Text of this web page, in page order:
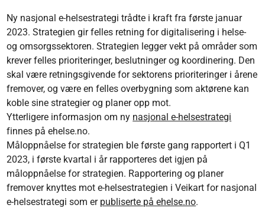
Ny nasjonal e-helsestrategi trådte i kraft fra første januar
2023. Strategien gir felles retning for digitalisering i helse-
og omsorgssektoren. Strategien legger vekt på områder som
krever felles prioriteringer, beslutninger og koordinering. Den
skal være retningsgivende for sektorens prioriteringer i årene
fremover, og være en felles overbygning som aktørene kan
koble sine strategier og planer opp mot.
Ytterligere informasjon om ny nasjonal e-helsestrategi
finnes på ehelse.no.
Måloppnåelse for strategien ble første gang rapportert i Q1
2023, i første kvartal i år rapporteres det igjen på
måloppnåelse for strategien. Rapportering og planer
fremover knyttes mot e-helsestrategien i Veikart for nasjonal
e-helsestrategi som er publiserte på ehelse.no.